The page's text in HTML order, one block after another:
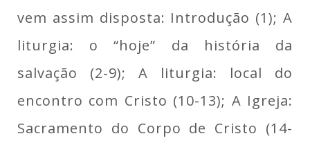
vem assim disposta: Introdução (1); A
liturgia: o “hoje” da história da
salvação (2-9); A liturgia: local do
encontro com Cristo (10-13); A Igreja:
Sacramento do Corpo de Cristo (14-